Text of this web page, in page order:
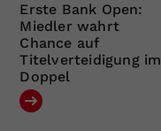
Erste Bank Open:
Miedler wahrt
Chance auf
Titelverteidigung im
Doppel